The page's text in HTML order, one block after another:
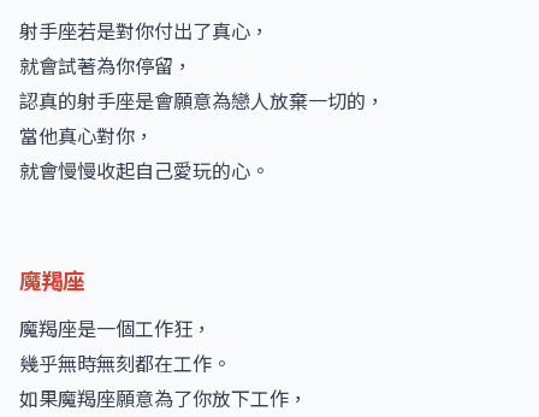
射手座若是對你付出了真心，
就會試著為你停留，
認真的射手座是會願意為戀人放棄一切的，
當他真心對你，
就會慢慢收起自己愛玩的心。
魔羯座
魔羯座是一個工作狂，
幾乎無時無刻都在工作。
如果魔羯座願意為了你放下工作，